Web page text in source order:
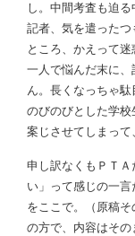
し。中間考査も迫る
記者、気を遣った
ところ、かえって
一人で悩んだ末に
ん。長くなっちゃ
のびのびとした学
案じさせてしまって
申し訳なくもＰＴ
い」って感じの一
をここで。（原稿
の方で、内容はそ